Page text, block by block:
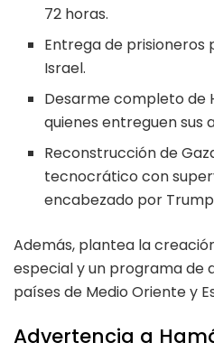
72 horas.
Entrega de
Israel.
Desarme completo de
quienes entreguen sus
Reconstrucción de
tecnocrático con
encabezado por
Además, plantea la
especial y un programa de
países de Medio Oriente y
Advertencia a